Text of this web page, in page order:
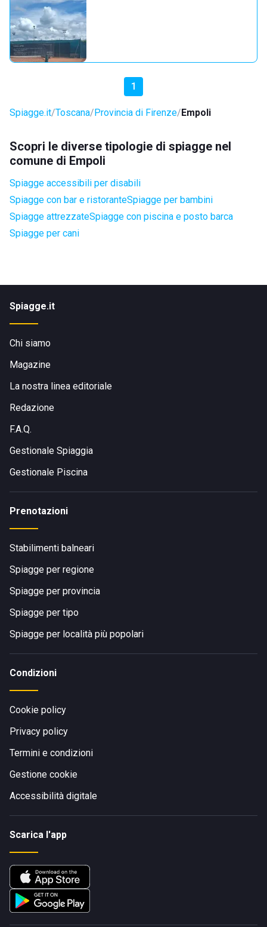
1
Spiagge.it Toscana Provincia di Firenze Empoli
Scopri le diverse tipologie di spiagge nel
comune di Empoli
Spiagge accessibili per disabili
Spiagge con bar e ristoranteSpiagge per bambini
Spiagge attrezzateSpiagge con piscina e posto barca
Spiagge per cani
Spiagge.it
Chi siamo
Magazine
La nostra linea editoriale
Redazione
F.A.Q.
Gestionale Spiaggia
Gestionale Piscina
Prenotazioni
Stabilimenti balneari
Spiagge per regione
Spiagge per provincia
Spiagge per tipo
Spiagge per località più popolari
Condizioni
Cookie policy
Privacy policy
Termini e condizioni
Gestione cookie
Accessibilità digitale
Scarica l'app